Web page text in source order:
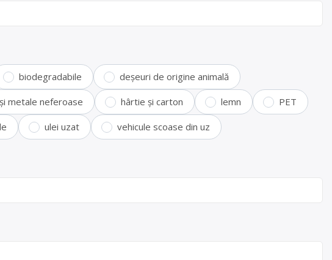
biodegradabile deșeuri de origine animală
și metale neferoase hârtie și carton lemn PET
ulei uzat vehicule scoase din uz